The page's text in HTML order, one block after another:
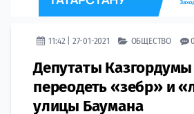
11:42 | 27-01-2021 ОБЩЕСТВО 0
Депутаты Казгордумы
переодеть «зебр» и
улицы Баумана